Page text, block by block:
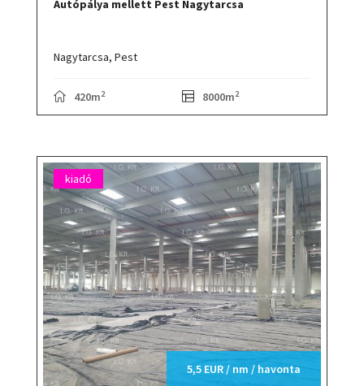
Autópálya mellett Pest Nagytarcsa
Nagytarcsa, Pest
420m2 8000m2
kiadó
5,5 EUR / nm / havonta